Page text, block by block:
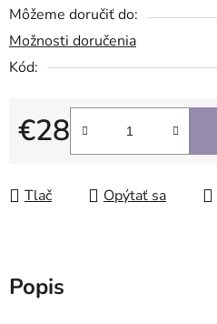
Môžeme doručiť do:
Možnosti doručenia
Kód:
€28
Jednotková cena:
Tlač Opýtať sa
Popis